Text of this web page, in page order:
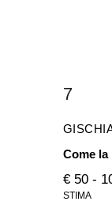
7
Come la
€ 50 -
STIMA